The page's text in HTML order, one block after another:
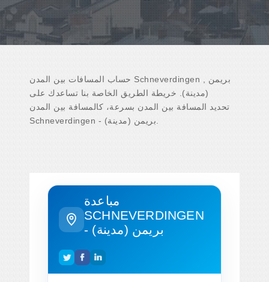
حساب المسافات بين المدن Schneverdingen , بريمن
(مدينة). خريطة الطريق الخاصة بنا تساعدك على
تحديد المسافة بين المدن بسرعة، كالمسافة بين المدن
مباعدة
SCHNEVERDINGEN
- بريمن (مدينة)